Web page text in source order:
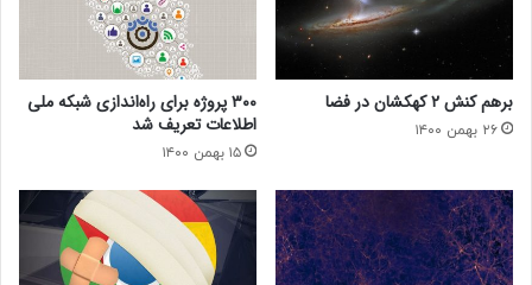
برهم‌ کنش ۲ کهکشان در فضا
۲۶ بهمن ۱۴۰۰
۳۰۰ پروژه برای راه‌اندازی شبکه ملی
اطلاعات تعریف شد
۱۵ بهمن ۱۴۰۰